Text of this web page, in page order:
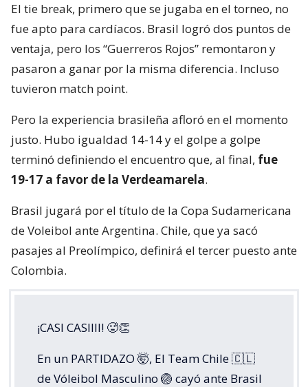
El tie break, primero que se jugaba en el torneo, no
fue apto para cardíacos. Brasil logró dos puntos de
ventaja, pero los “Guerreros Rojos” remontaron y
pasaron a ganar por la misma diferencia. Incluso
tuvieron match point.
Pero la experiencia brasileña afloró en el momento
justo. Hubo igualdad 14-14 y el golpe a golpe
terminó definiendo el encuentro que, al final, fue
19-17 a favor de la Verdeamarela.
Brasil jugará por el título de la Copa Sudamericana
de Voleibol ante Argentina. Chile, que ya sacó
pasajes al Preolímpico, definirá el tercer puesto ante
Colombia.
¡CASI CASIIII! 🥵👏
En un PARTIDAZO 🤯, El Team Chile 🇨🇱
de Vóleibol Masculino 🏐 cayó ante Brasil